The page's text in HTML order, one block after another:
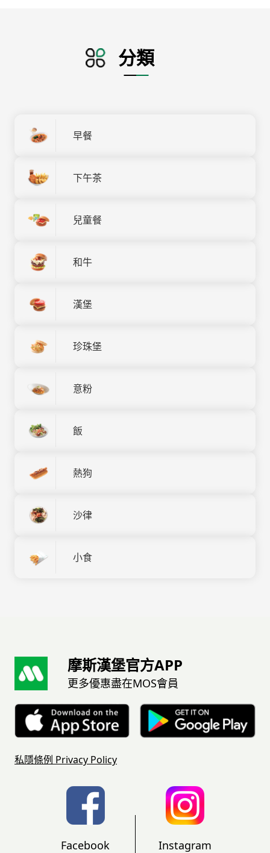
分類
早餐
下午茶
兒童餐
和牛
漢堡
珍珠堡
意粉
飯
熱狗
沙律
小食
摩斯漢堡官方APP
更多優惠盡在MOS會員
私隱條例 Privacy Policy
Facebook Instagram